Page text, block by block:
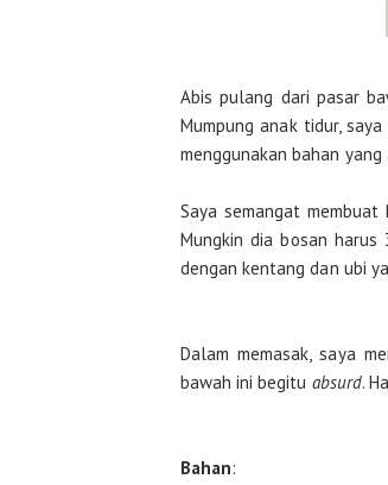
Abis pulang dari pasar
Mumpung anak tidur,
menggunakan bahan
Saya semangat
Mungkin dia bosan
dengan kentang dan ubi
Dalam memasak, saya
bawah ini begitu absurd.
Bahan: